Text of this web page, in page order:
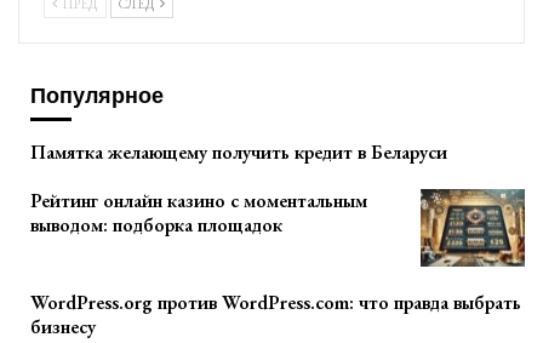
Популярное
Памятка желающему получить кредит в Беларуси
Рейтинг онлайн казино с моментальным
выводом: подборка площадок
WordPress.org против WordPress.com: что правда выбрать
бизнесу